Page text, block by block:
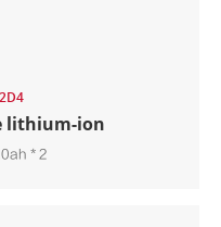
lithium-ion
* 2